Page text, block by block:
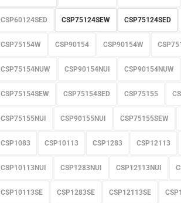
CSP60124SED CSP75124SEW CSP75124SED
CSP75154W CSP90154 CSP90154W
CSP75154NUW CSP90154NUI CSP90154NUW
CSP75154SEW CSP75154SED CSP75155
CSP75155NUI CSP90155NUI CSP75155SEW
CSP1083 CSP10113 CSP1283 CSP12113
CSP10113NUI CSP1283NUI CSP12113NUI
CSP10113SE CSP1283SE CSP12113SE